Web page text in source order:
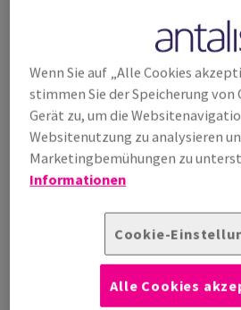
Point-of-Sale Werbung
Mehr erfahren
Wenn Sie auf „Alle Cookies
stimmen Sie der Speicherung von
Gerät zu, um die
Websitenutzung zu analysieren
Marketingbemühungen zu
Informationen
Cookie-
Alle Cookies